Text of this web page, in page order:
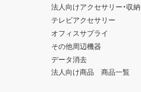
法人向けアクセサリー・収納
テレビアクセサリー
オフィスサプライ
その他周辺機器
データ消去
法人向け商品 商品一覧